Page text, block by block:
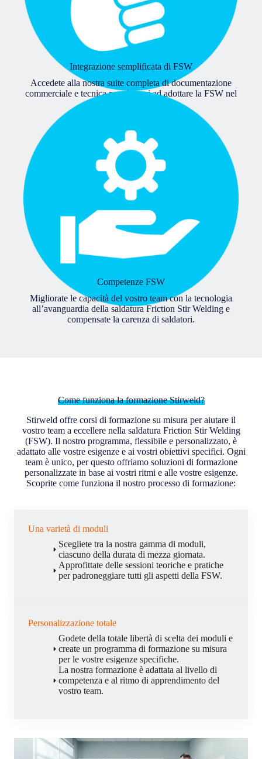
Integrazione semplificata di FSW
Accedete alla nostra suite completa di documentazione
commerciale e tecnica per aiutarvi ad adottare la FSW nel
Competenze FSW
Migliorate le capacità del vostro team con la tecnologia
all’avanguardia della saldatura Friction Stir Welding e
compensate la carenza di saldatori.
Come funziona la formazione Stirweld?
Stirweld offre corsi di formazione su misura per aiutare il
vostro team a eccellere nella saldatura Friction Stir Welding
(FSW). Il nostro programma, flessibile e personalizzato, è
adattato alle vostre esigenze e ai vostri obiettivi specifici. Ogni
team è unico, per questo offriamo soluzioni di formazione
personalizzate in base ai vostri ritmi e alle vostre esigenze.
Scoprite come funziona il nostro processo di formazione:
Una varietà di moduli
Scegliete tra la nostra gamma di moduli,
ciascuno della durata di mezza giornata.
Approfittate delle sessioni teoriche e pratiche
per padroneggiare tutti gli aspetti della FSW.
Personalizzazione totale
Godete della totale libertà di scelta dei moduli e
create un programma di formazione su misura
per le vostre esigenze specifiche.
La nostra formazione è adattata al livello di
competenza e al ritmo di apprendimento del
vostro team.